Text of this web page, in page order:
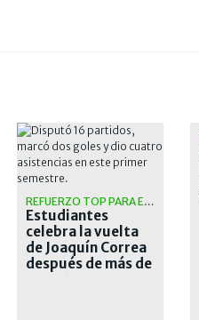
REFUERZO TOP PARA EL PINCHA
Estudiantes
celebra la vuelta
de Joaquín Correa
después de más de